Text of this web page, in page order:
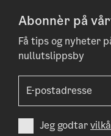
Abonnèr på
Få tips og nyheter
nullutslippsby
Jeg godtar